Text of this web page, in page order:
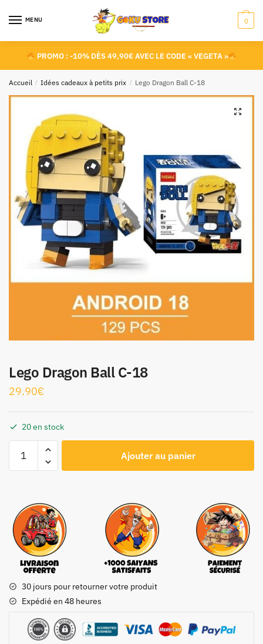
MENU 0
PROMO : -10% DÈS 49,90€ AVEC LE CODE « VEGETA »
Accueil / Idées cadeaux à petits prix / Lego Dragon Ball C-18
Lego Dragon Ball C-18
29.90€
20 en stock
Ajouter au panier
30 jours pour retourner votre produit
Expédié en 48 heures